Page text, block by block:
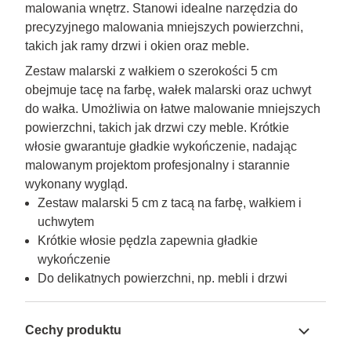
malowania wnętrz. Stanowi idealne narzędzia do
precyzyjnego malowania mniejszych powierzchni,
takich jak ramy drzwi i okien oraz meble.
Zestaw malarski z wałkiem o szerokości 5 cm
obejmuje tacę na farbę, wałek malarski oraz uchwyt
do wałka. Umożliwia on łatwe malowanie mniejszych
powierzchni, takich jak drzwi czy meble. Krótkie
włosie gwarantuje gładkie wykończenie, nadając
malowanym projektom profesjonalny i starannie
wykonany wygląd.
Zestaw malarski 5 cm z tacą na farbę, wałkiem i
uchwytem
Krótkie włosie pędzla zapewnia gładkie
wykończenie
Do delikatnych powierzchni, np. mebli i drzwi
Cechy produktu